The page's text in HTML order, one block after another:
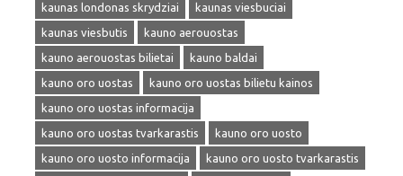
kaunas londonas skrydziai
kaunas viesbuciai
kaunas viesbutis
kauno aerouostas
kauno aerouostas bilietai
kauno baldai
kauno oro uostas
kauno oro uostas bilietu kainos
kauno oro uostas informacija
kauno oro uostas tvarkarastis
kauno oro uosto
kauno oro uosto informacija
kauno oro uosto tvarkarastis